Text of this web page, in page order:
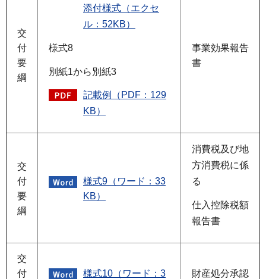
交
付
要
綱
添付様式（エクセ
ル：52KB）
様式8
別紙1から別紙3
記載例（PDF：129
KB）
事業効果報告
書
交
付
要
綱
様式9（ワード：33
KB）
消費税及び地
方消費税に係
る
仕入控除税額
報告書
交
付
様式10（ワード：3
財産処分承認